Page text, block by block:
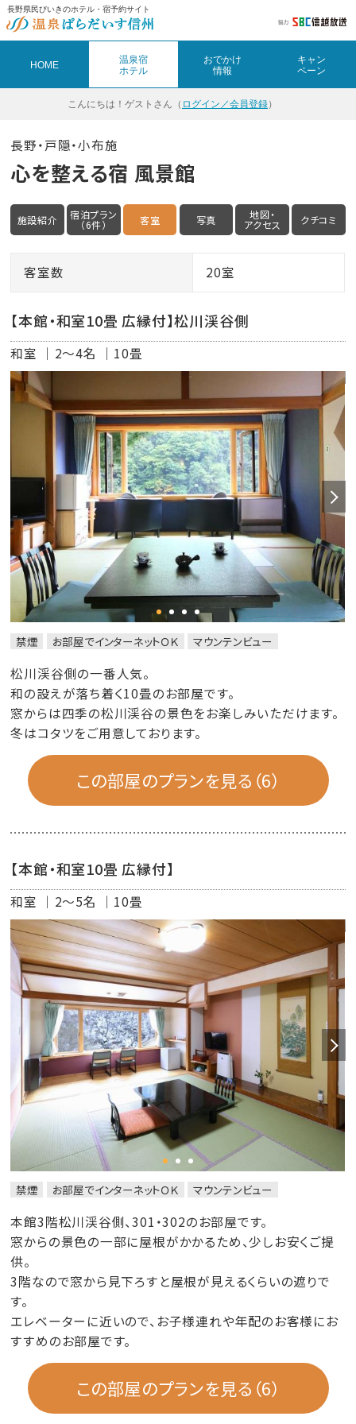
長野県民びいきのホテル・宿予約サイト
HOME
温泉宿
ホテル
おでかけ
情報
キャン
ペーン
こんにちは！ ゲストさん（ ログイン／会員登録）
長野・戸隠・小布施
心を整える宿 風景館
施設紹介 宿泊プラン
（6件） 客室 写真 地図・
アクセス クチコミ
客室数 20室
【本館・和室10畳 広縁付】松川渓谷側
和室 2～4名 10畳
禁煙 お部屋でインターネットＯＫ マウンテンビュー
松川渓谷側の一番人気。
和の設えが落ち着く10畳のお部屋です。
窓からは四季の松川渓谷の景色をお楽しみいただけます。
冬はコタツをご用意しております。
この部屋のプランを見る（6）
【本館・和室10畳 広縁付】
和室 2～5名 10畳
禁煙 お部屋でインターネットＯＫ マウンテンビュー
本館3階松川渓谷側、301・302のお部屋です。
窓からの景色の一部に屋根がかかるため、少しお安くご提
供。
3階なので窓から見下ろすと屋根が見えるくらいの遮りで
す。
エレベーターに近いので、お子様連れや年配のお客様にお
すすめのお部屋です。
この部屋のプランを見る（6）